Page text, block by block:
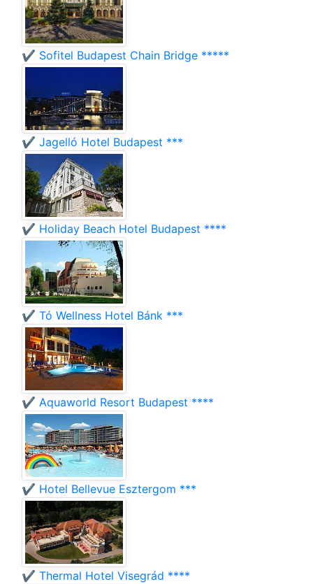
✔️ Sofitel Budapest Chain Bridge *****
✔️ Jagelló Hotel Budapest ***
✔️ Holiday Beach Hotel Budapest ****
✔️ Tó Wellness Hotel Bánk ***
✔️ Aquaworld Resort Budapest ****
✔️ Hotel Bellevue Esztergom ***
✔️ Thermal Hotel Visegrád ****